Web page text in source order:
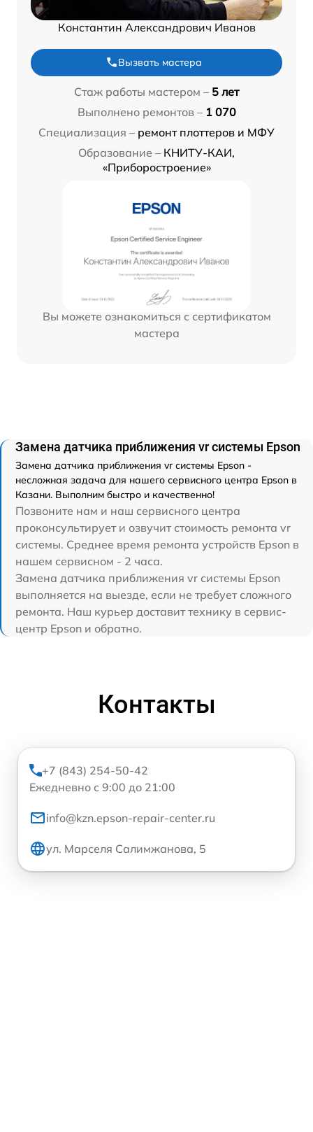
Константин Александрович Иванов
Вызвать мастера
Стаж работы мастером – 5 лет
Выполнено ремонтов – 1 070
Специализация – ремонт плоттеров и МФУ
Образование – КНИТУ-КАИ,
«Приборостроение»
Вы можете ознакомиться с сертификатом
мастера
Замена датчика приближения vr системы Epson
Замена датчика приближения vr системы Epson -
несложная задача для нашего сервисного центра Epson в
Казани. Выполним быстро и качественно!
Позвоните нам и наш сервисного центра
проконсультирует и озвучит стоимость ремонта vr
системы. Среднее время ремонта устройств Epson в
нашем сервисном - 2 часа.
Замена датчика приближения vr системы Epson
выполняется на выезде, если не требует сложного
ремонта. Наш курьер доставит технику в сервис-
центр Epson и обратно.
Контакты
+7 (843) 254-50-42
Ежедневно с 9:00 до 21:00
info@kzn.epson-repair-center.ru
ул. Марселя Салимжанова, 5